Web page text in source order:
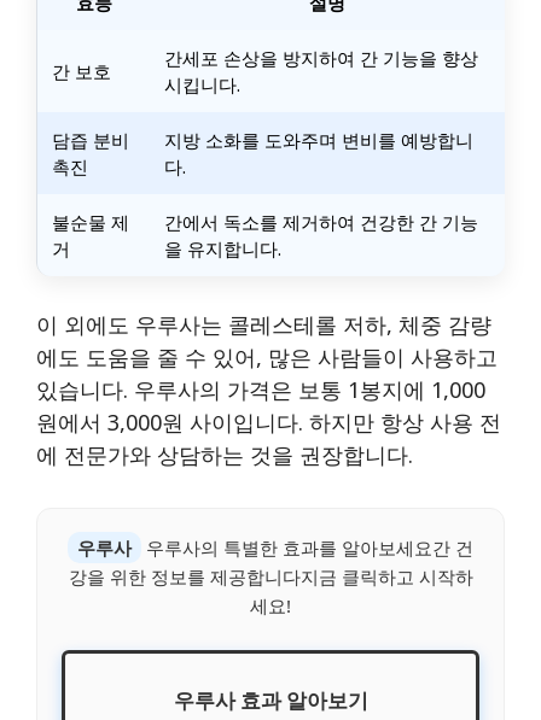
간 보호
간세포 손상을 방지하여 간 기능을 향상
시킵니다.
담즙 분비
촉진
지방 소화를 도와주며 변비를 예방합니
다.
불순물 제
거
간에서 독소를 제거하여 건강한 간 기능
을 유지합니다.
이 외에도 우루사는 콜레스테롤 저하, 체중 감량
에도 도움을 줄 수 있어, 많은 사람들이 사용하고
있습니다. 우루사의 가격은 보통 1봉지에 1,000
원에서 3,000원 사이입니다. 하지만 항상 사용 전
에 전문가와 상담하는 것을 권장합니다.
우루사
우루사의 특별한 효과를 알아보세요간 건
강을 위한 정보를 제공합니다지금 클릭하고 시작하
세요!
우루사 효과 알아보기